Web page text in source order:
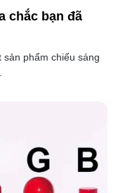
chắc bạn đã
phẩm chiếu sáng